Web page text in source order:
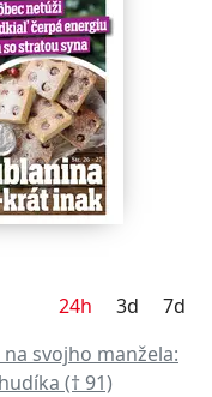
24h 3d
7d
svojho manžela:
(† 91)